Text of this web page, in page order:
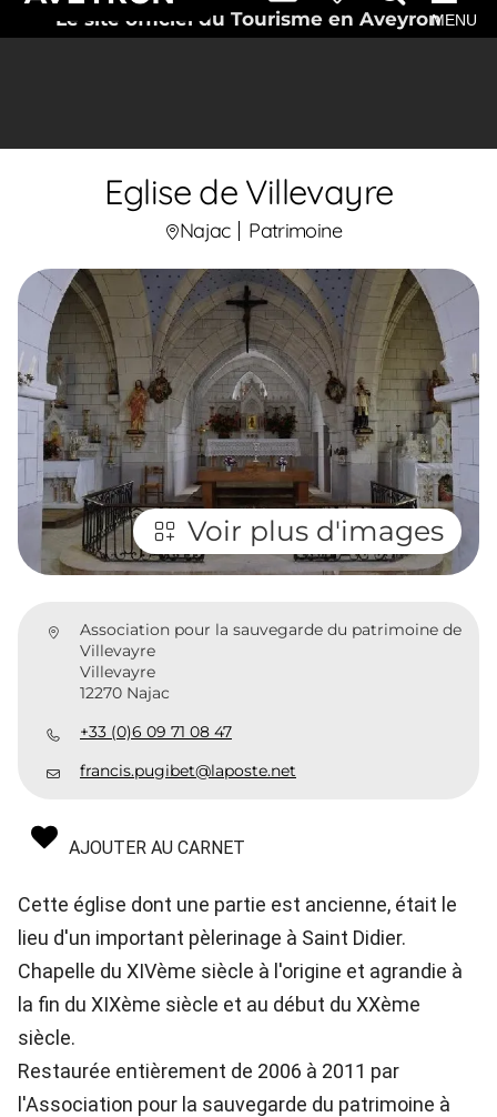
Le site officiel du Tourisme en AveyronMENU
Eglise de Villevayre
Najac Patrimoine
Voir plus d'images
Association pour la sauvegarde du patrimoine de
Villevayre
Villevayre
12270 Najac
+33 (0)6 09 71 08 47
francis.pugibet@laposte.net
AJOUTER AU CARNET
Cette église dont une partie est ancienne, était le
lieu d'un important pèlerinage à Saint Didier.
Chapelle du XIVème siècle à l'origine et agrandie à
la fin du XIXème siècle et au début du XXème
siècle.
Restaurée entièrement de 2006 à 2011 par
l'Association pour la sauvegarde du patrimoine à